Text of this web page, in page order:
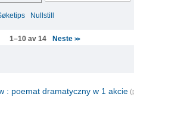
Nullstill
1–10 av 14 Neste>>
: poemat dramatyczny w 1 akcie (polsk)